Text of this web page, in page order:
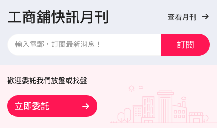
工商舖快訊月刊 查看月刊
訂閱
歡迎委託我們放盤或找盤
立即委託